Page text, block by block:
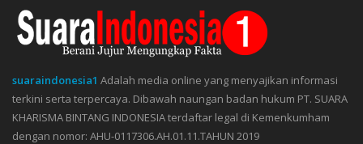
suaraindonesia1 Adalah media online yang menyajikan informasi
terkini serta terpercaya. Dibawah naungan badan hukum PT. SUARA
KHARISMA BINTANG INDONESIA terdaftar legal di Kemenkumham
dengan nomor: AHU-0117306.AH.01.11.TAHUN 2019